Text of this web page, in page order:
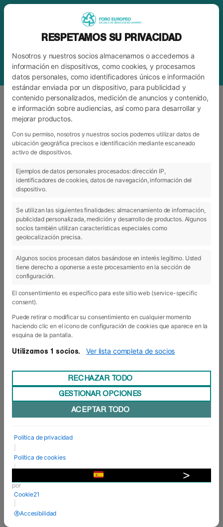
ETIQUETALUIS COLLANTES
21 Jun 2019
Una semana con énfasis en salud
Veintiún alumnos de MBA con énfasis en Salud
de la Universidad EAN (Colombia), han asistido a
Negocios de Navarra, gracias al convenio de
universidad ...
VER MÁS
RESPETAMOS SU PRIVACIDAD
Nosotros y nuestros socios almacenamos o accedemos a
información en dispositivos, como cookies, y procesamos
datos personales, como identificadores únicos e información
estándar enviada por un dispositivo, para publicidad y
contenido personalizados, medición de anuncios y contenido,
e información sobre audiencias, así como para desarrollar y
mejorar productos.
Con su permiso, nosotros y nuestros socios podemos utilizar datos de
ubicación geográfica precisos e identificación mediante escaneado
activo de dispositivos.
Ejemplos de datos personales procesados: dirección IP,
identificadores de cookies, datos de navegación, información del
dispositivo.
Se utilizan las siguientes finalidades: almacenamiento de información,
publicidad personalizada, medición y desarrollo de productos. Algunos
socios también utilizan características especiales como
geolocalización precisa.
Algunos socios procesan datos basándose en interés legítimo. Usted
tiene derecho a oponerse a este procesamiento en la sección de
configuración.
El consentimiento es específico para este sitio web (service-specific
consent).
Puede retirar o modificar su consentimiento en cualquier momento
haciendo clic en el icono de configuración de cookies que aparece en la
esquina de la pantalla.
Utilizamos 1 socios. Ver lista completa de socios
RECHAZAR TODO
GESTIONAR OPCIONES
ACEPTAR TODO
Política de privacidad
Política de cookies
|
por
Cookie21
Accesibilidad